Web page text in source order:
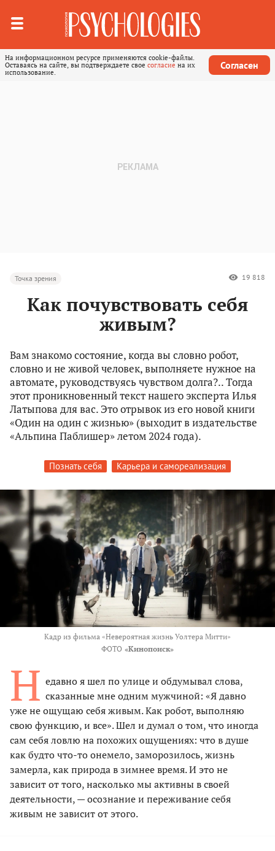
На информационном ресурсе применяются cookie-файлы.
Оставаясь на сайте, вы подтверждаете свое согласие на их
использование.
Согласен
Точка зрения 19 818
Как почувствовать себя
живым?
Вам знакомо состояние, когда вы словно робот,
словно и не живой человек, выполняете нужное на
автомате, руководствуясь чувством долга?.. Тогда
этот проникновенный текст нашего эксперта Илья
Латыпова для вас. Это отрывок из его новой книги
«Один на один с жизнью» (выходит в издательстве
«Альпина Паблишер» летом 2024 года).
Познать себя Карьера и самореализация
Кадр из фильма «Невероятная жизнь Уолтера Митти»
ФОТО «Кинопоиск»
Н едавно я шел по улице и обдумывал слова,
сказанные мне одним мужчиной: «Я давно
уже не ощущаю себя живым. Как робот, выполняю
свою функцию, и все». Шел и думал о том, что иногда
сам себя ловлю на похожих ощущениях: что в душе
как будто что-то онемело, заморозилось, жизнь
замерла, как природа в зимнее время. И это не
зависит от того, насколько мы активны в своей
деятельности, — осознание и переживание себя
живым не зависит от этого.